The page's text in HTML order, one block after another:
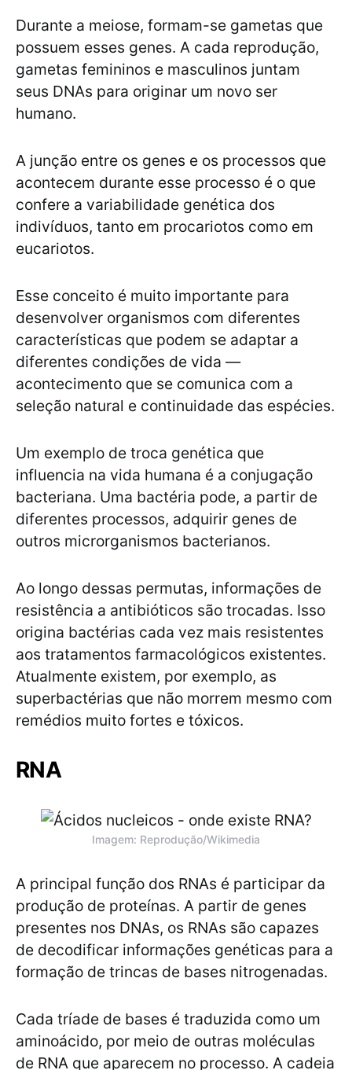
Durante a meiose, formam-se gametas que
possuem esses genes. A cada reprodução,
gametas femininos e masculinos juntam
seus DNAs para originar um novo ser
humano.
A junção entre os genes e os processos que
acontecem durante esse processo é o que
confere a variabilidade genética dos
indivíduos, tanto em procariotos como em
eucariotos.
Esse conceito é muito importante para
desenvolver organismos com diferentes
características que podem se adaptar a
diferentes condições de vida —
acontecimento que se comunica com a
seleção natural e continuidade das espécies.
Um exemplo de troca genética que
influencia na vida humana é a conjugação
bacteriana. Uma bactéria pode, a partir de
diferentes processos, adquirir genes de
outros microrganismos bacterianos.
Ao longo dessas permutas, informações de
resistência a antibióticos são trocadas. Isso
origina bactérias cada vez mais resistentes
aos tratamentos farmacológicos existentes.
Atualmente existem, por exemplo, as
superbactérias que não morrem mesmo com
remédios muito fortes e tóxicos.
RNA
Imagem: Reprodução/Wikimedia
A principal função dos RNAs é participar da
produção de proteínas. A partir de genes
presentes nos DNAs, os RNAs são capazes
de decodificar informações genéticas para a
formação de trincas de bases nitrogenadas.
Cada tríade de bases é traduzida como um
aminoácido, por meio de outras moléculas
de RNA que aparecem no processo. A cadeia